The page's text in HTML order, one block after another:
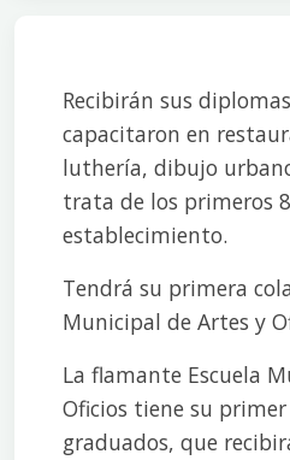
Recibirán sus
capacitaron en
luthería, dibujo
trata de los primeros
establecimiento.
Tendrá su primera
Municipal de Artes y
La flamante Escuela
Oficios tiene su
graduados, que